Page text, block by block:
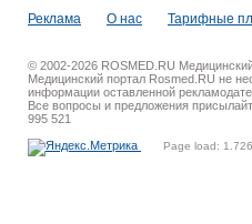
Реклама О нас Тарифные
© 2002-2026 ROSMED.RU
Медицинский портал Rosmed.RU не
информации оставленной
Все вопросы и предложения
995 521
Page load: